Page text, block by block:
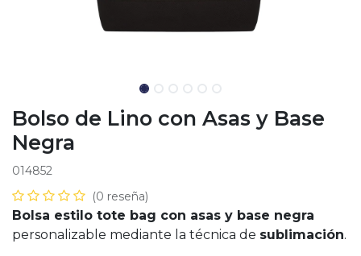
Bolso de Lino con Asas y Base
Negra
014852
(0 reseña)
Bolsa estilo tote bag con asas y base negra
personalizable mediante la técnica de sublimación.